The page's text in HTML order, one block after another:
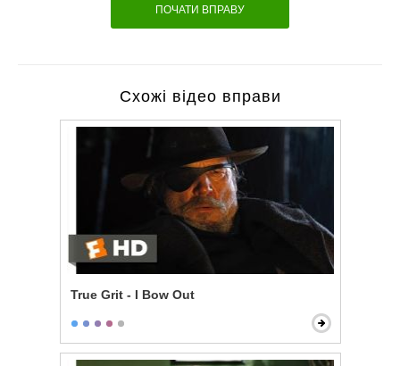
ПОЧАТИ ВПРАВУ
Схожі відео вправи
True Grit - I Bow Out